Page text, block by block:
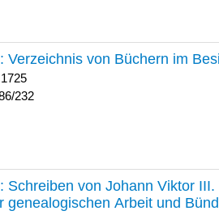
232 : Verzeichnis von Büchern im
232
231 : Schreiben von Johann Viktor
genealogischen Arbeit und